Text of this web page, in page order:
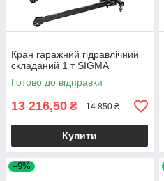
Кран гаражний гідравлічний
складаний 1 т SIGMA
Готово до відправки
13 216,50 ₴ 14 850 ₴
Купити
–9%